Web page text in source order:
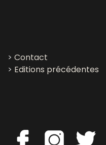
> Contact
> Editions précédentes